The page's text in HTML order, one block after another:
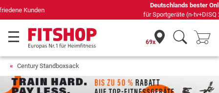
Deutschlands bester Online-Shop
für Sportgeräte (n-tv+DISQ 2016-2024)
69x
Century Standboxsack